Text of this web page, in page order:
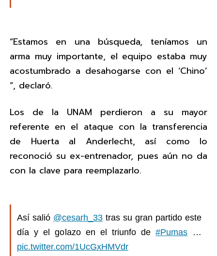
“Estamos en una búsqueda, teníamos un
arma muy importante, el equipo estaba muy
acostumbrado a desahogarse con el ‘Chino’
“, declaró.
Los de la UNAM perdieron a su mayor
referente en el ataque con la transferencia
de Huerta al Anderlecht, así como lo
reconoció su ex-entrenador, pues aún no da
con la clave para reemplazarlo.
Así salió @cesarh_33tras su gran partido este
día y el golazo en el triunfo de#Pumas …
pic.twitter.com/1UcGxHMVdr